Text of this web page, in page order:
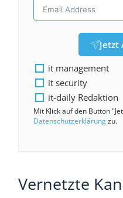
Jetzt
it management
it security
it-daily Redaktion
Mit Klick auf den Button
Datenschutzerklärungzu.
Vernetzte